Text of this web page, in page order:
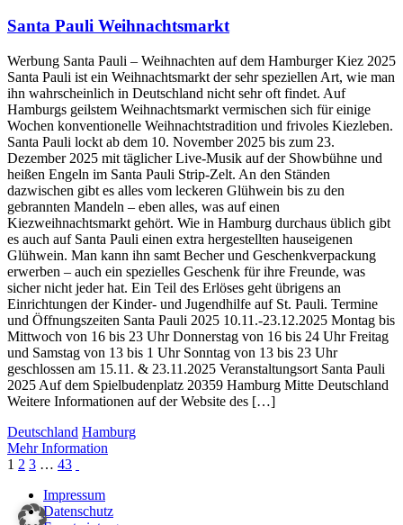
Santa Pauli Weihnachtsmarkt
Werbung Santa Pauli – Weihnachten auf dem Hamburger Kiez 2025
Santa Pauli ist ein Weihnachtsmarkt der sehr speziellen Art, wie man
ihn wahrscheinlich in Deutschland nicht sehr oft findet. Auf
Hamburgs geilstem Weihnachtsmarkt vermischen sich für einige
Wochen konventionelle Weihnachtstradition und frivoles Kiezleben.
Santa Pauli lockt ab dem 10. November 2025 bis zum 23.
Dezember 2025 mit täglicher Live-Musik auf der Showbühne und
heißen Engeln im Santa Pauli Strip-Zelt. An den Ständen
dazwischen gibt es alles vom leckeren Glühwein bis zu den
gebrannten Mandeln – eben alles, was auf einen
Kiezweihnachtsmarkt gehört. Wie in Hamburg durchaus üblich gibt
es auch auf Santa Pauli einen extra hergestellten hauseigenen
Glühwein. Man kann ihn samt Becher und Geschenkverpackung
erwerben – auch ein spezielles Geschenk für ihre Freunde, was
sicher nicht jeder hat. Ein Teil des Erlöses geht übrigens an
Einrichtungen der Kinder- und Jugendhilfe auf St. Pauli. Termine
und Öffnungszeiten Santa Pauli 2025 10.11.-23.12.2025 Montag bis
Mittwoch von 16 bis 23 Uhr Donnerstag von 16 bis 24 Uhr Freitag
und Samstag von 13 bis 1 Uhr Sonntag von 13 bis 23 Uhr
geschlossen am 15.11. & 23.11.2025 Veranstaltungsort Santa Pauli
2025 Auf dem Spielbudenplatz 20359 Hamburg Mitte Deutschland
Weitere Informationen auf der Website des […]
Deutschland Hamburg
Mehr Information
1 2 3 … 43
Impressum
Datenschutz